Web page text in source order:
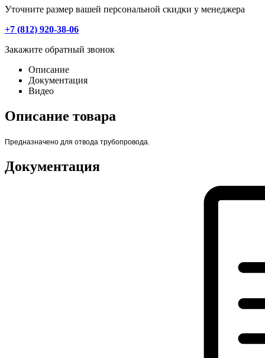
Уточните размер вашей персональной скидки у менеджера
+7 (812) 920-38-06
Закажите обратный звонок
Описание
Документация
Видео
Описание товара
Предназначено для отвода трубопровода.
Документация